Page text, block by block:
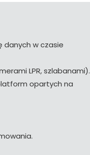
danych w czasie
LPR, szlabanami).
opartych na